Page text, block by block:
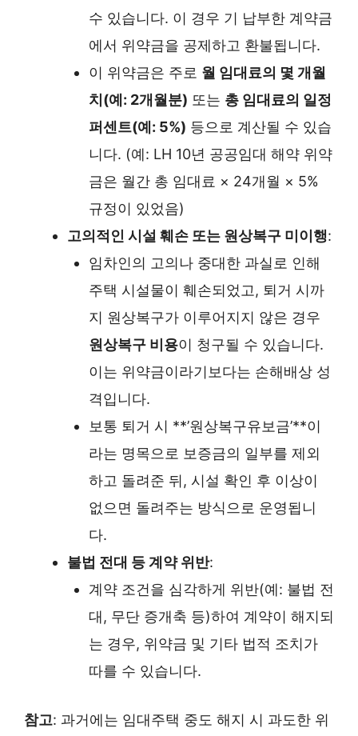
수 있습니다. 이 경우 기 납부한 계약금
에서 위약금을 공제하고 환불됩니다.
이 위약금은 주로 월 임대료의 몇 개월
치(예: 2개월분) 또는 총 임대료의 일정
퍼센트(예: 5%) 등으로 계산될 수 있습
니다. (예: LH 10년 공공임대 해약 위약
금은 월간 총 임대료 × 24개월 × 5%
규정이 있었음)
고의적인 시설 훼손 또는 원상복구 미이행:
임차인의 고의나 중대한 과실로 인해
주택 시설물이 훼손되었고, 퇴거 시까
지 원상복구가 이루어지지 않은 경우
원상복구 비용이 청구될 수 있습니다.
이는 위약금이라기보다는 손해배상 성
격입니다.
보통 퇴거 시 **’원상복구유보금’**이
라는 명목으로 보증금의 일부를 제외
하고 돌려준 뒤, 시설 확인 후 이상이
없으면 돌려주는 방식으로 운영됩니
다.
불법 전대 등 계약 위반:
계약 조건을 심각하게 위반(예: 불법 전
대, 무단 증개축 등)하여 계약이 해지되
는 경우, 위약금 및 기타 법적 조치가
따를 수 있습니다.
참고: 과거에는 임대주택 중도 해지 시 과도한 위